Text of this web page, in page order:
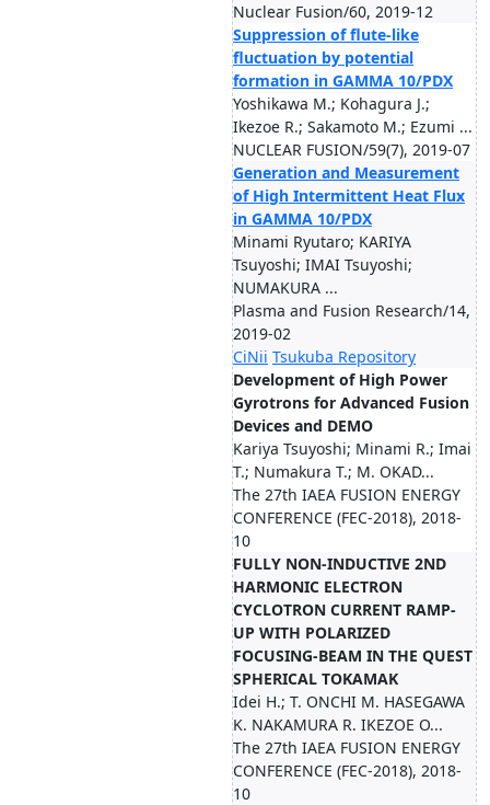
Nuclear Fusion/60, 2019-12
Suppression of flute-like
fluctuation by potential
formation in GAMMA 10/PDX
Yoshikawa M.; Kohagura J.;
Ikezoe R.; Sakamoto M.; Ezumi ...
NUCLEAR FUSION/59(7), 2019-07
Generation and Measurement
of High Intermittent Heat Flux
in GAMMA 10/PDX
Minami Ryutaro; KARIYA
Tsuyoshi; IMAI Tsuyoshi;
NUMAKURA ...
Plasma and Fusion Research/14,
2019-02
CiNii Tsukuba Repository
Development of High Power
Gyrotrons for Advanced Fusion
Devices and DEMO
Kariya Tsuyoshi; Minami R.; Imai
T.; Numakura T.; M. OKAD...
The 27th IAEA FUSION ENERGY
CONFERENCE (FEC-2018), 2018-
10
FULLY NON-INDUCTIVE 2ND
HARMONIC ELECTRON
CYCLOTRON CURRENT RAMP-
UP WITH POLARIZED
FOCUSING-BEAM IN THE QUEST
SPHERICAL TOKAMAK
Idei H.; T. ONCHI M. HASEGAWA
K. NAKAMURA R. IKEZOE O...
The 27th IAEA FUSION ENERGY
CONFERENCE (FEC-2018), 2018-
10